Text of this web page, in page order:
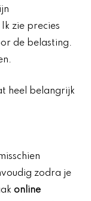
zie precies
de belasting.
heel belangrijk
zodra je
online